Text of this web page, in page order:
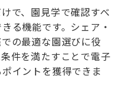
で、園見学で確認すべ
る機能です。シェア・
の最適な園選びに役
件を満たすことで電子
イントを獲得できま